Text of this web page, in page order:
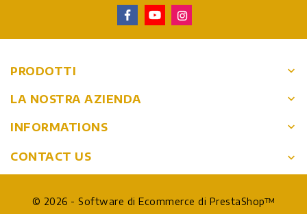
PRODOTTI keyboard_arrow_down
LA NOSTRA AZIENDA keyboard_arrow_down
INFORMATIONS keyboard_arrow_down
CONTACT US keyboard_arrow_down
© 2026 - Software di Ecommerce di PrestaShop™